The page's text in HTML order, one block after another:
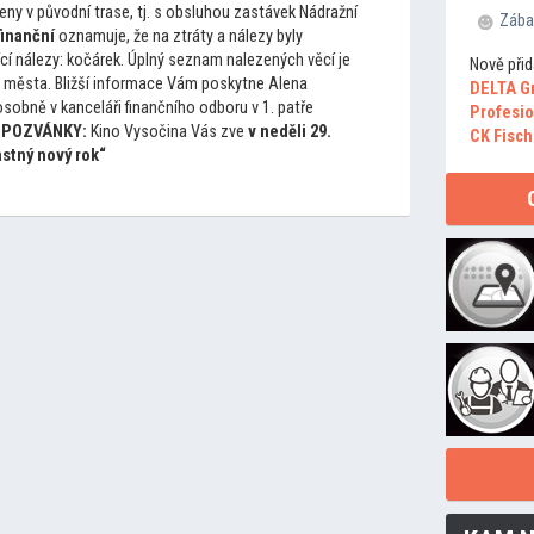
v původní trase, tj. s obsluhou zastávek Nádražní
oznamuje, že na ztráty a nálezy byly
nálezy: kočárek. Úplný seznam nalezených věcí je
Bližší informace Vám poskytne Alena
v kanceláři finančního odboru v 1. patře
Kino Vysočina Vás zve v neděli 29.
nový rok“
Nově
DELTA
CK